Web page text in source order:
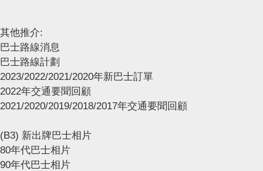
其他推介:
巴士路線消息
巴士路線計劃
2023/2022/2021/2020年新巴士訂單
2022年交通要聞回顧
2021/2020/2019/2018/2017年交通要聞回顧
(B3) 新出牌巴士相片
80年代巴士相片
90年代巴士相片